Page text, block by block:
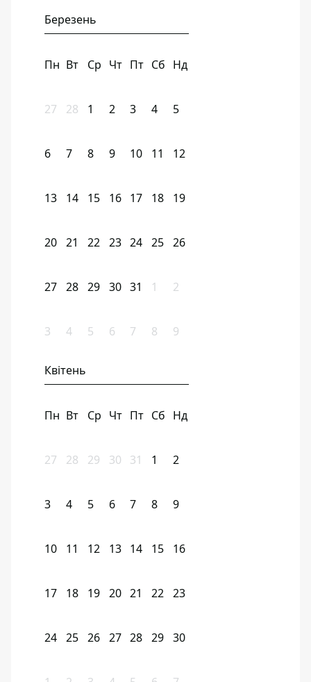
Березень
Пн Вт Ср Чт Пт Сб Нд
27 28 1 2 3 4 5
6 7 8 9 10 11 12
13 14 15 16 17 18 19
20 21 22 23 24 25 26
27 28 29 30 31 1 2
3 4 5 6 7 8 9
Квітень
Пн Вт Ср Чт Пт Сб Нд
27 28 29 30 31 1 2
3 4 5 6 7 8 9
10 11 12 13 14 15 16
17 18 19 20 21 22 23
24 25 26 27 28 29 30